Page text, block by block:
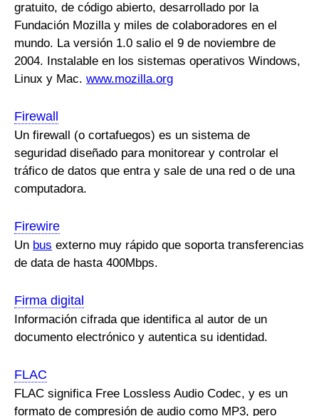
gratuito, de código abierto, desarrollado por la
Fundación Mozilla y miles de colaboradores en el
mundo. La versión 1.0 salio el 9 de noviembre de
2004. Instalable en los sistemas operativos Windows,
Linux y Mac.www.mozilla.org
Firewall
Un firewall (o cortafuegos) es un sistema de
seguridad diseñado para monitorear y controlar el
tráfico de datos que entra y sale de una red o de una
computadora.
Firewire
Un bus externo muy rápido que soporta transferencias
de data de hasta 400Mbps.
Firma digital
Información cifrada que identifica al autor de un
documento electrónico y autentica su identidad.
FLAC
FLAC significa Free Lossless Audio Codec, y es un
formato de compresión de audio como MP3, pero